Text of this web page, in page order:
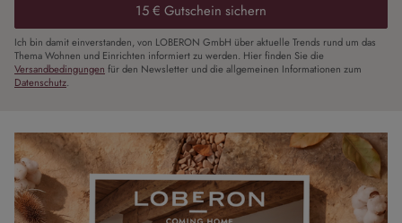
15 € Gutschein sichern
Ich bin damit einverstanden, von LOBERON GmbH über aktuelle Trends rund um das
Thema Wohnen und Einrichten informiert zu werden. Hier finden Sie die
Versandbedingungen für den Newsletter und die allgemeinen Informationen zum
Datenschutz.